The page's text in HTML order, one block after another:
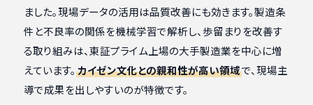
ました。現場データの活用は品質改善にも効きます。製造条
件と不良率の関係を機械学習で解析し、歩留まりを改善す
る取り組みは、東証プライム上場の大手製造業を中心に増
えています。 カイゼン文化との親和性が高い領域で、現場主
導で成果を出しやすいのが特徴です。